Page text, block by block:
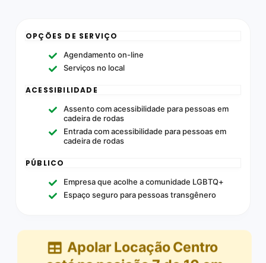
OPÇÕES DE SERVIÇO
Agendamento on-line
Serviços no local
ACESSIBILIDADE
Assento com acessibilidade para pessoas em
cadeira de rodas
Entrada com acessibilidade para pessoas em
cadeira de rodas
PÚBLICO
Empresa que acolhe a comunidade LGBTQ+
Espaço seguro para pessoas transgênero
Apolar Locação Centro